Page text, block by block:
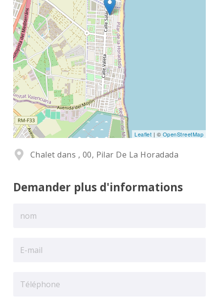
Leaflet | © OpenStreetMap
Chalet dans , 00, Pilar De La Horadada
Demander plus d'informations